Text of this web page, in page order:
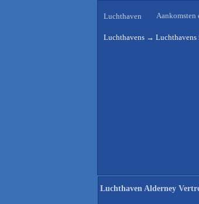
Luchthaven Aankomsten
Luchthavens →
Luchthaven Alderney